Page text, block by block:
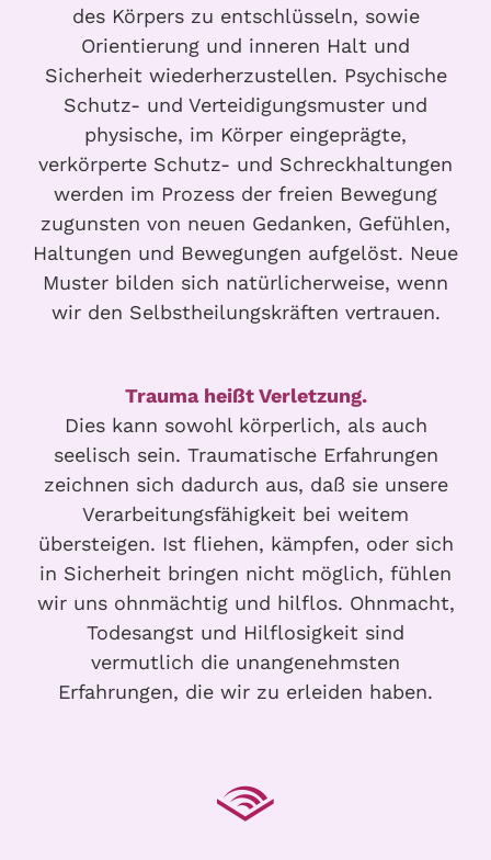
des Körpers zu entschlüsseln, sowie
Orientierung und inneren Halt und
Sicherheit wiederherzustellen. Psychische
Schutz- und Verteidigungsmuster und
physische, im Körper eingeprägte,
verkörperte Schutz- und Schreckhaltungen
werden im Prozess der freien Bewegung
zugunsten von neuen Gedanken, Gefühlen,
Haltungen und Bewegungen aufgelöst. Neue
Muster bilden sich natürlicherweise, wenn
wir den Selbstheilungskräften vertrauen.
Trauma heißt Verletzung.
Dies kann sowohl körperlich, als auch
seelisch sein. Traumatische Erfahrungen
zeichnen sich dadurch aus, daß sie unsere
Verarbeitungsfähigkeit bei weitem
übersteigen. Ist fliehen, kämpfen, oder sich
in Sicherheit bringen nicht möglich, fühlen
wir uns ohnmächtig und hilflos. Ohnmacht,
Todesangst und Hilflosigkeit sind
vermutlich die unangenehmsten
Erfahrungen, die wir zu erleiden haben.